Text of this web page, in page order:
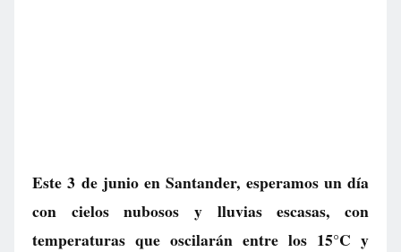
Este 3 de junio en Santander, esperamos un día
con cielos nubosos y lluvias escasas, con
temperaturas que oscilarán entre los 15°C y